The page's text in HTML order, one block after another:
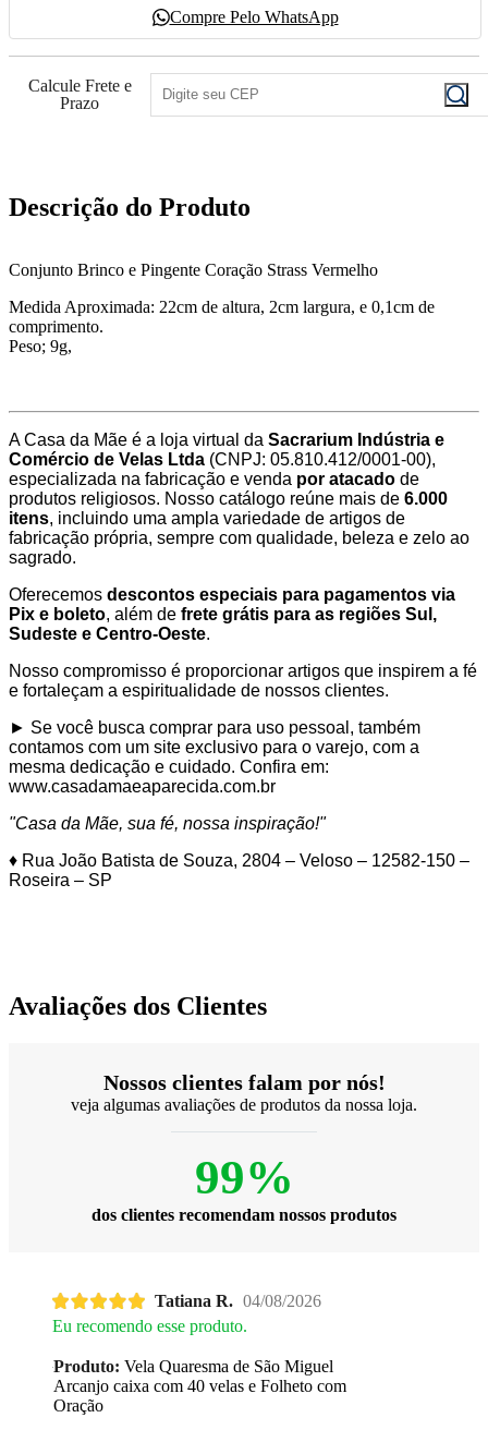
Compre Pelo WhatsApp
Calcule Frete e
Prazo
Descrição do Produto
Conjunto Brinco e Pingente Coração Strass Vermelho
Medida Aproximada: 22cm de altura, 2cm largura, e 0,1cm de
comprimento.
Peso; 9g,
A Casa da Mãe é a loja virtual da Sacrarium Indústria e
Comércio de Velas Ltda (CNPJ: 05.810.412/0001-00),
especializada na fabricação e venda por atacado de
produtos religiosos. Nosso catálogo reúne mais de 6.000
itens, incluindo uma ampla variedade de artigos de
fabricação própria, sempre com qualidade, beleza e zelo ao
sagrado.
Oferecemos descontos especiais para pagamentos via
Pix e boleto, além de frete grátis para as regiões Sul,
Sudeste e Centro-Oeste.
Nosso compromisso é proporcionar artigos que inspirem a fé
e fortaleçam a espiritualidade de nossos clientes.
► Se você busca comprar para uso pessoal, também
contamos com um site exclusivo para o varejo, com a
mesma dedicação e cuidado. Confira em:
www.casadamaeaparecida.com.br
"Casa da Mãe, sua fé, nossa inspiração!"
♦ Rua João Batista de Souza, 2804 – Veloso – 12582-150 –
Roseira – SP
Avaliações dos Clientes
Nossos clientes falam por nós!
veja algumas avaliações de produtos da nossa loja.
99%
dos clientes recomendam nossos produtos
Tatiana R. 04/08/2026
Eu recomendo esse produto.
Produto: Vela Quaresma de São Miguel
Arcanjo caixa com 40 velas e Folheto com
Oração